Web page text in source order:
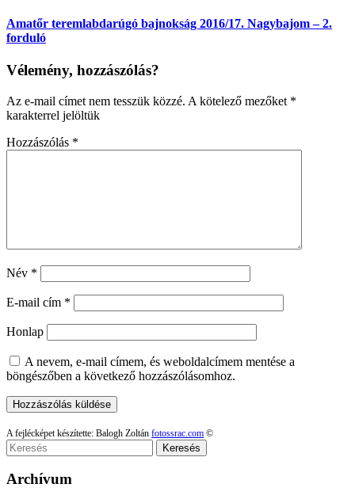
Amatőr teremlabdarúgó bajnokság 2016/17. Nagybajom – 2.
forduló
Vélemény, hozzászólás?
Az e-mail címet nem tesszük közzé. A kötelező mezőket *
karakterrel jelöltük
Hozzászólás *
Név *
E-mail cím *
Honlap
A nevem, e-mail címem, és weboldalcímem mentése a
böngészőben a következő hozzászólásomhoz.
A fejlécképet készítette: Balogh Zoltán fotossrac.com ©
Keresés
Archívum